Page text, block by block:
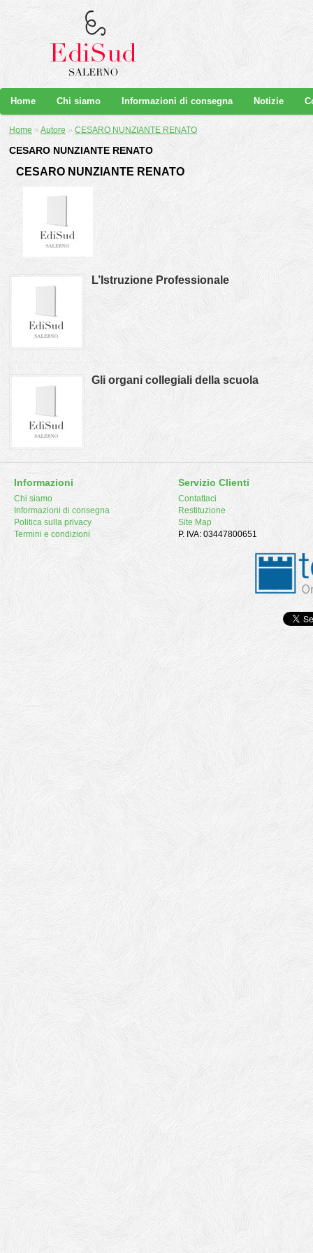
Home Chi siamo Informazioni di consegna Notizie
Home » Autore » CESARO NUNZIANTE RENATO
CESARO NUNZIANTE RENATO
CESARO NUNZIANTE RENATO
L’Istruzione Professionale
Gli organi collegiali della scuola
Informazioni
Chi siamo
Informazioni di consegna
Politica sulla privacy
Termini e condizioni
Servizio Clienti
Contattaci
Restituzione
Site Map
P. IVA: 03447800651